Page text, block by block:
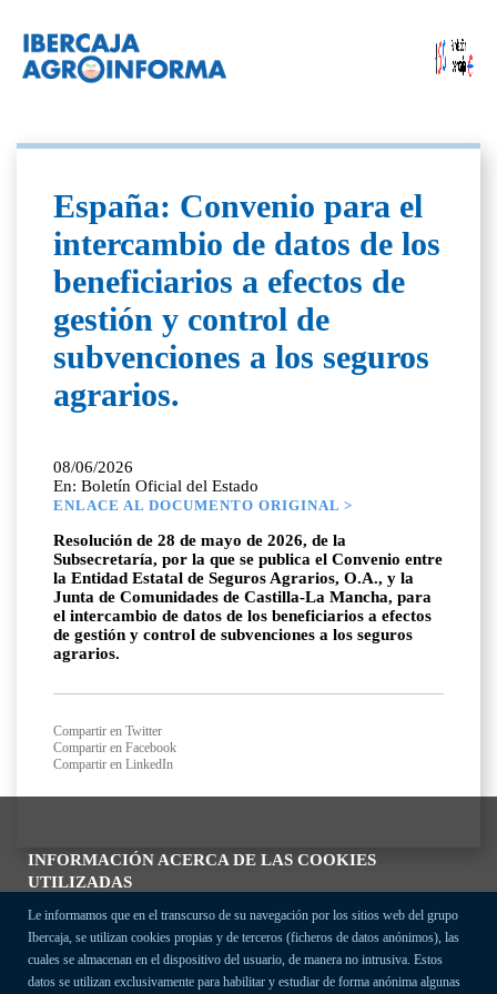
INFORMACIÓN ACERCA DE LAS COOKIES
UTILIZADAS
Le informamos que en el transcurso de su navegación por los sitios web del grupo
Ibercaja, se utilizan cookies propias y de terceros (ficheros de datos anónimos), las
cuales se almacenan en el dispositivo del usuario, de manera no intrusiva. Estos
datos se utilizan exclusivamente para habilitar y estudiar de forma anónima algunas
España: Convenio para el
intercambio de datos de los
beneficiarios a efectos de
gestión y control de
subvenciones a los seguros
agrarios.
08/06/2026
En: Boletín Oficial del Estado
ENLACE AL DOCUMENTO ORIGINAL >
Resolución de 28 de mayo de 2026, de la
Subsecretaría, por la que se publica el Convenio entre
la Entidad Estatal de Seguros Agrarios, O.A., y la
Junta de Comunidades de Castilla-La Mancha, para
el intercambio de datos de los beneficiarios a efectos
de gestión y control de subvenciones a los seguros
agrarios.
Compartir en Twitter
Compartir en Facebook
Compartir en LinkedIn